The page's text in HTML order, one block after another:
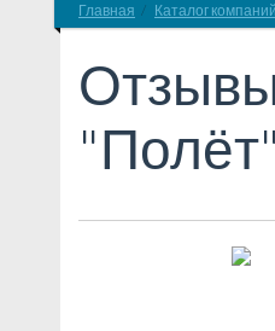
Недвижимость
Главная Каталог компаний
"Полёт"